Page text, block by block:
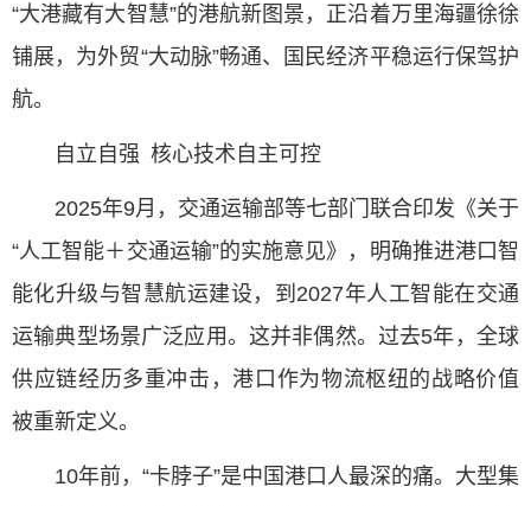
“大港藏有大智慧”的港航新图景，正沿着万里海疆徐徐
铺展，为外贸“大动脉”畅通、国民经济平稳运行保驾护
航。
自立自强 核心技术自主可控
2025年9月，交通运输部等七部门联合印发《关于
“人工智能＋交通运输”的实施意见》，明确推进港口智
能化升级与智慧航运建设，到2027年人工智能在交通
运输典型场景广泛应用。这并非偶然。过去5年，全球
供应链经历多重冲击，港口作为物流枢纽的战略价值
被重新定义。
10年前，“卡脖子”是中国港口人最深的痛。大型集